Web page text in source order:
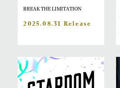
BREAK THE LIMITATION
2025.08.31 Release